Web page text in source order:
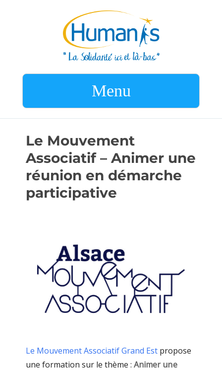
Menu
Le Mouvement
Associatif – Animer une
réunion en démarche
participative
Le Mouvement Associatif Grand Estpropose
une formation sur le thème : Animer une